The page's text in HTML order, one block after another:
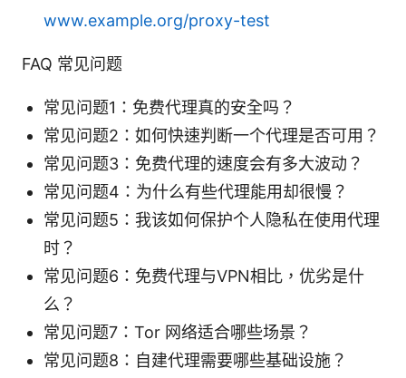
www.example.org/proxy-test
FAQ 常见问题
常见问题1：免费代理真的安全吗？
常见问题2：如何快速判断一个代理是否可用？
常见问题3：免费代理的速度会有多大波动？
常见问题4：为什么有些代理能用却很慢？
常见问题5：我该如何保护个人隐私在使用代理
时？
常见问题6：免费代理与VPN相比，优劣是什
么？
常见问题7：Tor 网络适合哪些场景？
常见问题8：自建代理需要哪些基础设施？